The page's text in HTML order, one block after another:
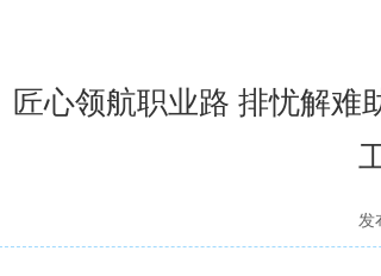
匠心领航职业路 排忧解
发